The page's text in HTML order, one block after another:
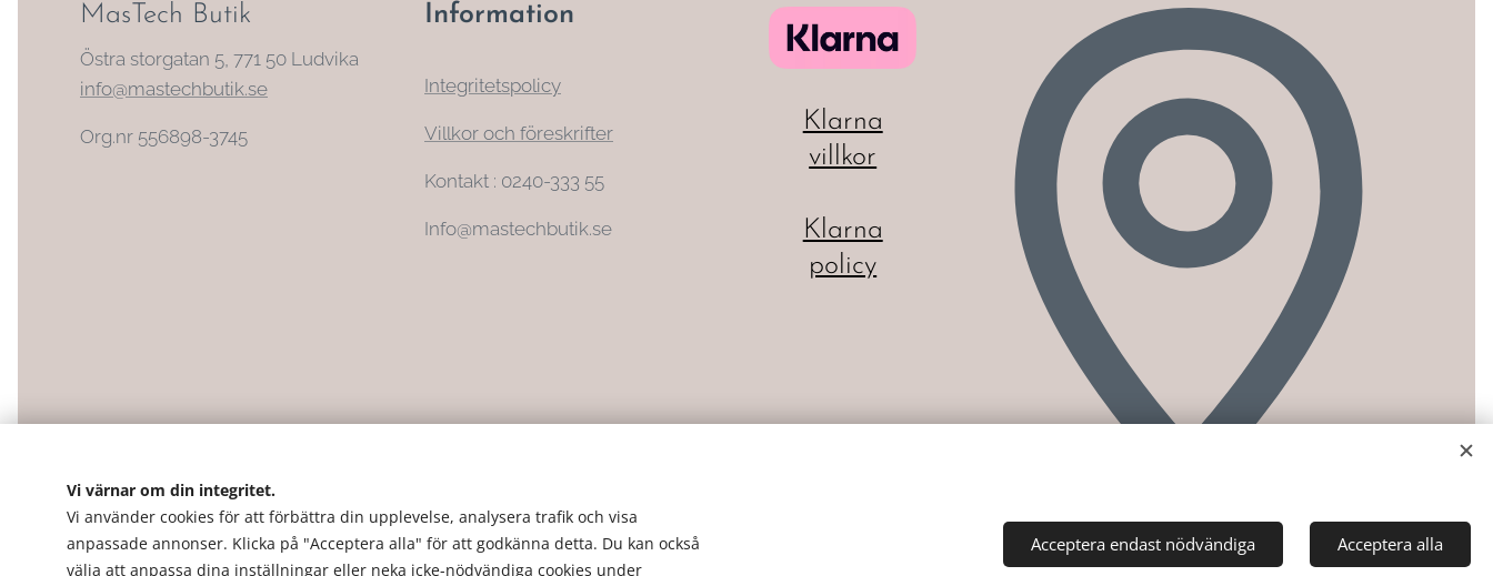
MasTech Butik
Östra storgatan 5, 771 50 Ludvika
info@mastechbutik.se
Org.nr 556898-3745
Information
Integritetspolicy
Villkor och föreskrifter
Kontakt : 0240-333 55
Info@mastechbutik.se
Klarna
villkor
Klarna
policy
Vi värnar om din integritet.
Vi använder cookies för att förbättra din upplevelse, analysera trafik och visa
anpassade annonser. Klicka på "Acceptera alla" för att godkänna detta. Du kan också
välja att anpassa dina inställningar eller neka icke-nödvändiga cookies under
Acceptera endast nödvändiga Acceptera alla